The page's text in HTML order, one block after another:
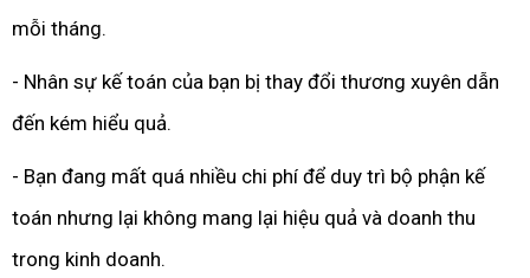
mỗi tháng.
- Nhân sự kế toán của bạn bị thay đổi thương xuyên dẫn
đến kém hiểu quả.
- Bạn đang mất quá nhiều chi phí để duy trì bộ phận kế
toán nhưng lại không mang lại hiệu quả và doanh thu
trong kinh doanh.